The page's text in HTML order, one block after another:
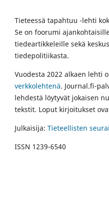
Tieteessä tapahtuu -lehti
Se on foorumi
tiedeartikkeleille sekä
tiedepolitiikasta.
Vuodesta 2022 alkaen lehti
verkkolehtenä. Journal.fi-
lehdestä löytyvät jokaisen
tekstit. Loput kirjoitukset
Julkaisija: Tieteellisten
ISSN 1239-6540